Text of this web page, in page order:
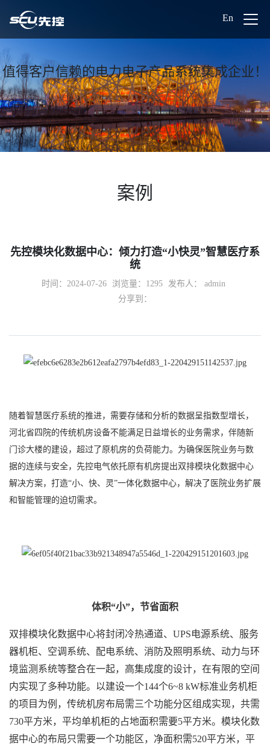
En
值得客户信赖的电力电子产品系统集成企业！
案例
先控模块化数据中心：倾力打造“小快灵”智慧医疗系
统
时间：2024-07-26 浏览量： 1295 发布人： admin
分享到：
随着智慧医疗系统的推进，需要存储和分析的数据呈指数型增长，
河北省四院的传统机房设备不能满足日益增长的业务需求，伴随新
门诊大楼的建设，超过了原机房的负荷能力。为确保医院业务与数
据的连续与安全，先控电气依托原有机房提出双排模块化数据中心
解决方案，打造“小、快、灵”一体化数据中心，解决了医院业务扩展
和智能管理的迫切需求。
体积“小”，节省面积
双排模块化数据中心将封闭冷热通道、UPS电源系统、服务
器机柜、空调系统、配电系统、消防及照明系统、动力与环
境监测系统等整合在一起，高集成度的设计，在有限的空间
内实现了多种功能。以建设一个144个6~8 kW标准业务机柜
的项目为例，传统机房布局需三个功能分区组成实现，共需
730平方米，平均单机柜的占地面积需要5平方米。模块化数
据中心的布局只需要一个功能区，净面积需520平方米，平